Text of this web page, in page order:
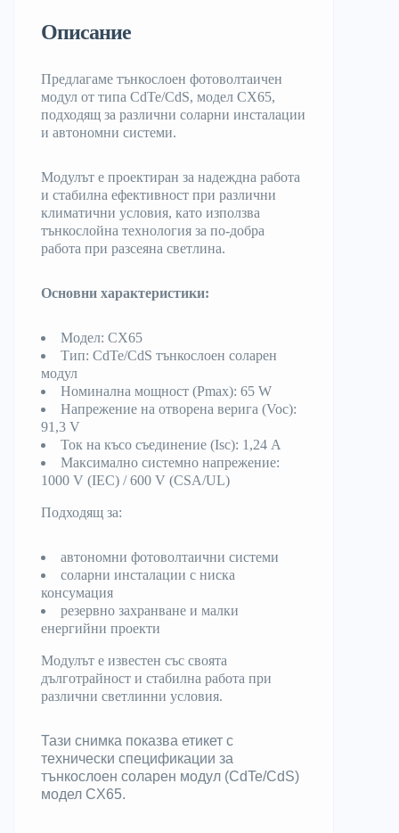
Описание
Предлагаме тънкослоен фотоволтаичен
модул от типа CdTe/CdS, модел CX65,
подходящ за различни соларни инсталации
и автономни системи.
Модулът е проектиран за надеждна работа
и стабилна ефективност при различни
климатични условия, като използва
тънкослойна технология за по-добра
работа при разсеяна светлина.
Основни характеристики:
Модел: CX65
Тип: CdTe/CdS тънкослоен соларен
модул
Номинална мощност (Pmax): 65 W
Напрежение на отворена верига (Voc):
91,3 V
Ток на късо съединение (Isc): 1,24 A
Максимално системно напрежение:
1000 V (IEC) / 600 V (CSA/UL)
Подходящ за:
автономни фотоволтаични системи
соларни инсталации с ниска
консумация
резервно захранване и малки
енергийни проекти
Модулът е известен със своята
дълготрайност и стабилна работа при
различни светлинни условия.
Тази снимка показва етикет с
технически спецификации за
тънкослоен соларен модул (CdTe/CdS)
модел CX65.